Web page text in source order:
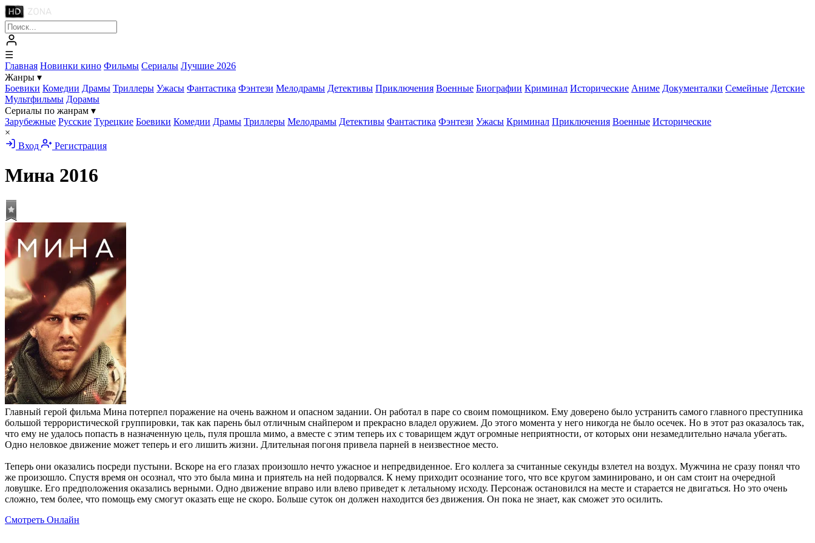
☰
Главная Новинки кино Фильмы Сериалы Лучшие 2026
Жанры ▾
Боевики Комедии Драмы Триллеры Ужасы Фантастика Фэнтези Мелодрамы Детективы Приключения Военные Биографии Криминал Исторические Аниме Документалки Семейные Детские
Мультфильмы Дорамы
Сериалы по жанрам ▾
Зарубежные Русские Турецкие Боевики Комедии Драмы Триллеры Мелодрамы Детективы Фантастика Фэнтези Ужасы Криминал Приключения Военные Исторические
×
Вход
Регистрация
Мина 2016
Главный герой фильма Мина потерпел поражение на очень важном и опасном задании. Он работал в паре со своим помощником. Ему доверено было устранить самого главного преступника
большой террористической группировки, так как парень был отличным снайпером и прекрасно владел оружием. До этого момента у него никогда не было осечек. Но в этот раз оказалось так,
что ему не удалось попасть в назначенную цель, пуля прошла мимо, а вместе с этим теперь их с товарищем ждут огромные неприятности, от которых они незамедлительно начала убегать.
Одно неловкое движение может теперь и его лишить жизни. Длительная погоня привела парней в неизвестное место.
Теперь они оказались посреди пустыни. Вскоре на его глазах произошло нечто ужасное и непредвиденное. Его коллега за считанные секунды взлетел на воздух. Мужчина не сразу понял что
же произошло. Спустя время он осознал, что это была мина и приятель на ней подорвался. К нему приходит осознание того, что все кругом заминировано, и он сам стоит на очередной
ловушке. Его предположения оказались верными. Одно движение вправо или влево приведет к летальному исходу. Персонаж остановился на месте и старается не двигаться. Но это очень
сложно, тем более, что помощь ему смогут оказать еще не скоро. Больше суток он должен находится без движения. Он пока не знает, как сможет это осилить.
Смотреть Онлайн